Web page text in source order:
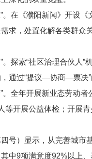
”。在《濮阳新闻》开设
求，处置化解各类群众
”。探索“社区治理合伙
通过“提议—协商—票决
”。全年开展新业态劳动
等开展公益体检；开展
号）显示，从完善城市
中9项满意度92%以上